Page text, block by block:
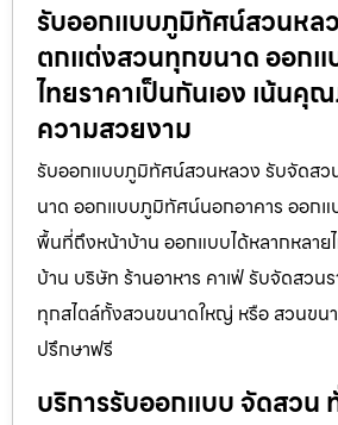
รับออกแบบภูมิทัศน์สวนหล
ตกแต่งสวนทุกขนาด ออก
ไทยราคาเป็นกันเอง เน้นคุ
ความสวยงาม
รับออกแบบภูมิทัศน์สวนหลวง รับจัดส
นาด ออกแบบภูมิทัศน์นอกอาคาร ออก
พื้นที่ถึงหน้าบ้าน ออกแบบได้หลากหลาย
บ้าน บริษัท ร้านอาหาร คาเฟ่ รับจัดสวน
ทุกสไตล์ทั้งสวนขนาดใหญ่ หรือ สวนขน
ปรึกษาฟรี
บริการรับออกแบบ จัดสวน